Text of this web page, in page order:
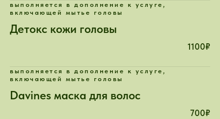
выполняется в дополнение к услуге,
включающей мытье головы
Детокс кожи головы
1100₽
выполняется в дополнение к услуге,
включающей мытье головы
Davines маска для волос
700₽